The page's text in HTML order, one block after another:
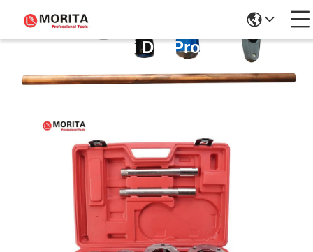
Dettagli Dei Prodotti